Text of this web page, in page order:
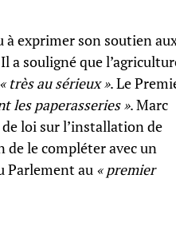
à exprimer son soutien
a souligné que
« très au sérieux ». Le
les paperasseries ». Marc
loi sur l’installation de
le compléter avec un
Parlement au « premier